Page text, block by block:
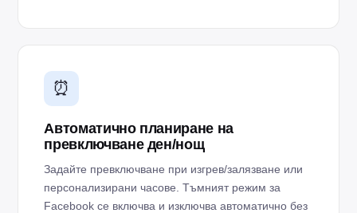
⏰
Автоматично планиране на
превключване ден/нощ
Задайте превключване при изгрев/залязване или
персонализирани часове. Тъмният режим за
Facebook се включва и изключва автоматично без